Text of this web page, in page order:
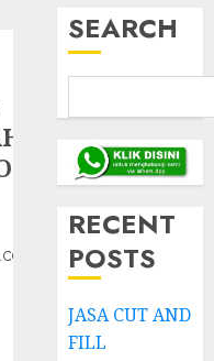
SEARCH
RECENT
POSTS
JASA CUT AND
FILL